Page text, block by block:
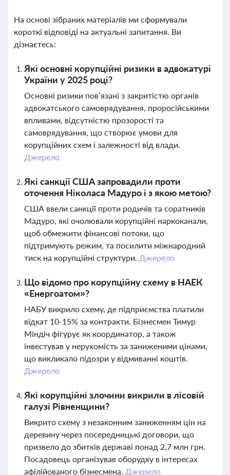
На основі зібраних матеріалів ми сформували
короткі відповіді на актуальні запитання. Ви
дізнаєтесь:
Які основні корупційні ризики в адвокатурі
України у 2025 році?
Основні ризики пов’язані з закритістю органів
адвокатського самоврядування, проросійськими
впливами, відсутністю прозорості та
самоврядування, що створює умови для
корупційних схем і залежності від влади.
Джерело
Які санкції США запровадили проти
оточення Ніколаса Мадуро і з якою метою?
США ввели санкції проти родичів та соратників
Мадуро, які очолювали корупційні наркоканали,
щоб обмежити фінансові потоки, що
підтримують режим, та посилити міжнародний
тиск на корупційні структури. Джерело
Що відомо про корупційну схему в НАЕК
«Енергоатом»?
НАБУ викрило схему, де підприємства платили
відкат 10-15% за контракти. Бізнесмен Тимур
Міндіч фігурує як координатор, а також
інвестував у нерухомість за заниженими цінами,
що викликало підозри у відмиванні коштів.
Джерело
Які корупційні злочини викрили в лісовій
галузі Рівненщини?
Викрито схему з незаконним заниженням цін на
деревину через посередницькі договори, що
призвело до збитків державі понад 2,7 млн грн.
Посадовець організував оборудку в інтересах
афілійованого бізнесмена. Джерело